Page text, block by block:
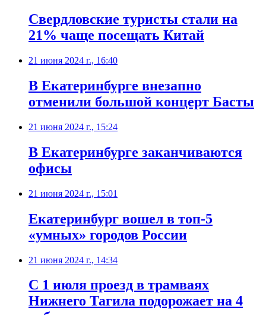
Свердловские туристы стали на
21% чаще посещать Китай
21 июня 2024 г., 16:40
В Екатеринбурге внезапно
отменили большой концерт Басты
21 июня 2024 г., 15:24
В Екатеринбурге заканчиваются
офисы
21 июня 2024 г., 15:01
Екатеринбург вошел в топ-5
«умных» городов России
21 июня 2024 г., 14:34
С 1 июля проезд в трамваях
Нижнего Тагила подорожает на 4